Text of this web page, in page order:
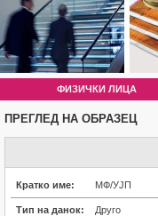
ФИЗИЧКИ ЛИЦА
ПРЕГЛЕД НА ОБРАЗЕЦ
Кратко име: МФ/УЈП
Тип на данок: Друго